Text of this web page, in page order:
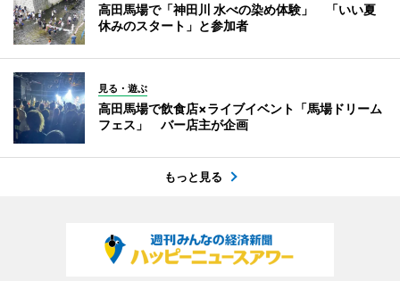
高田馬場で「神田川 水べの染め体験」 「いい夏
休みのスタート」と参加者
見る・遊ぶ
高田馬場で飲食店×ライブイベント「馬場ドリーム
フェス」 バー店主が企画
もっと見る